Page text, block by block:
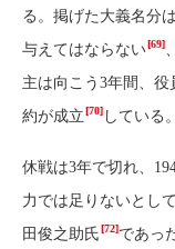
る。掲げた大義名分
与えてはならない [69]
主は向こう3年間、
約が成立 [70] している。
休戦は3年で切れ、
力では足りないとし
田俊之助氏 [72]であっ